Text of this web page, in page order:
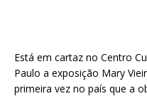
Está em cartaz no Centro
Paulo a exposição Mary
primeira vez no país que a